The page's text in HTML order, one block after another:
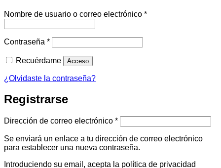
Nombre de usuario o correo electrónico *Obligatorio
Contraseña *Obligatorio
Recuérdame Acceso
¿Olvidaste la contraseña?
Registrarse
Dirección de correo electrónico *Obligatorio
Se enviará un enlace a tu dirección de correo electrónico
para establecer una nueva contraseña.
Introduciendo su email, acepta la política de privacidad